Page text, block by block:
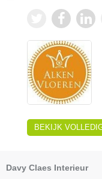
BEKIJK
Davy Claes Interieur